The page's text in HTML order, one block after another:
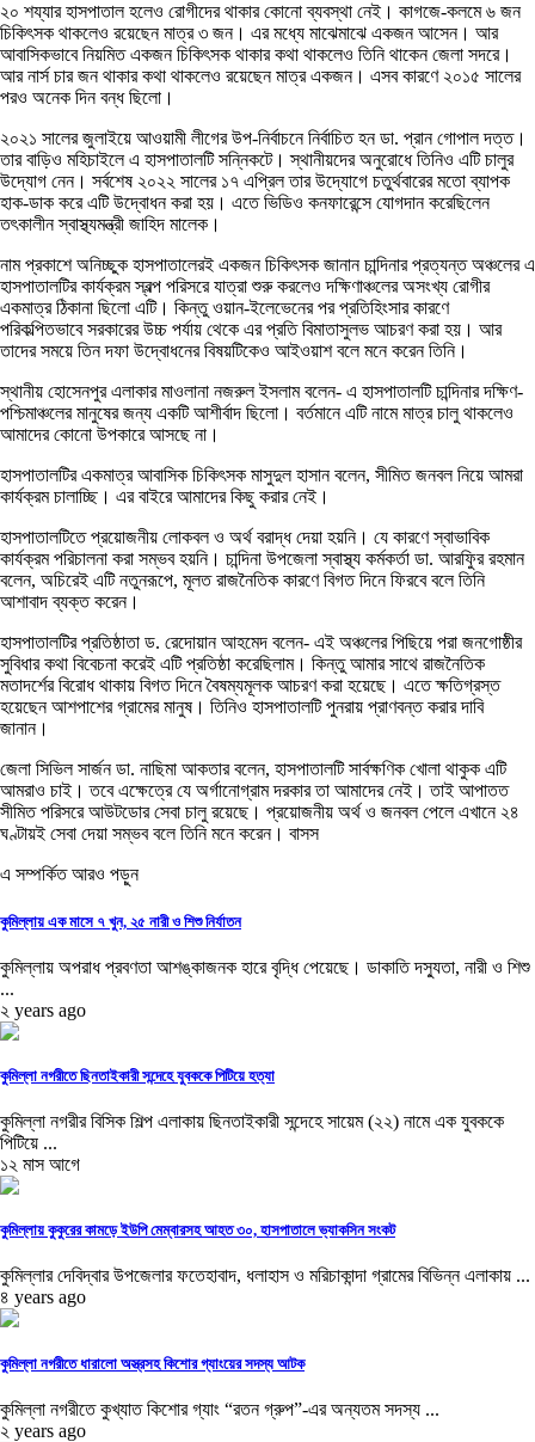
২০ শয্যার হাসপাতাল হলেও রোগীদের থাকার কোনো ব্যবস্থা নেই। কাগজে-কলমে ৬ জন
চিকিৎসক থাকলেও রয়েছেন মাত্র ৩ জন। এর মধ্যে মাঝেমাঝে একজন আসেন। আর
আবাসিকভাবে নিয়মিত একজন চিকিৎসক থাকার কথা থাকলেও তিনি থাকেন জেলা সদরে।
আর নার্স চার জন থাকার কথা থাকলেও রয়েছেন মাত্র একজন। এসব কারণে ২০১৫ সালের
পরও অনেক দিন বন্ধ ছিলো।
২০২১ সালের জুলাইয়ে আওয়ামী লীগের উপ-নির্বাচনে নির্বাচিত হন ডা. প্রান গোপাল দত্ত।
তার বাড়িও মহিচাইলে এ হাসপাতালটি সন্নিকটে। স্থানীয়দের অনুরোধে তিনিও এটি চালুর
উদ্যোগ নেন। সর্বশেষ ২০২২ সালের ১৭ এপ্রিল তার উদ্যোগে চতুর্থবারের মতো ব্যাপক
হাক-ডাক করে এটি উদ্বোধন করা হয়। এতে ভিডিও কনফারেন্সে যোগদান করেছিলেন
তৎকালীন স্বাস্থ্যমন্ত্রী জাহিদ মালেক।
নাম প্রকাশে অনিচ্ছুক হাসপাতালেরই একজন চিকিৎসক জানান চান্দিনার প্রত্যন্ত অঞ্চলের এ
হাসপাতালটির কার্যক্রম স্বল্প পরিসরে যাত্রা শুরু করলেও দক্ষিণাঞ্চলের অসংখ্য রোগীর
একমাত্র ঠিকানা ছিলো এটি। কিন্তু ওয়ান-ইলেভেনের পর প্রতিহিংসার কারণে
পরিকল্পিতভাবে সরকারের উচ্চ পর্যায় থেকে এর প্রতি বিমাতাসুলভ আচরণ করা হয়। আর
তাদের সময়ে তিন দফা উদ্বোধনের বিষয়টিকেও আইওয়াশ বলে মনে করেন তিনি।
স্থানীয় হোসেনপুর এলাকার মাওলানা নজরুল ইসলাম বলেন- এ হাসপাতালটি চান্দিনার দক্ষিণ-
পশ্চিমাঞ্চলের মানুষের জন্য একটি আশীর্বাদ ছিলো। বর্তমানে এটি নামে মাত্র চালু থাকলেও
আমাদের কোনো উপকারে আসছে না।
হাসপাতালটির একমাত্র আবাসিক চিকিৎসক মাসুদুল হাসান বলেন, সীমিত জনবল নিয়ে আমরা
কার্যক্রম চালাচ্ছি। এর বাইরে আমাদের কিছু করার নেই।
হাসপাতালটিতে প্রয়োজনীয় লোকবল ও অর্থ বরাদ্ধ দেয়া হয়নি। যে কারণে স্বাভাবিক
কার্যক্রম পরিচালনা করা সম্ভব হয়নি। চান্দিনা উপজেলা স্বাস্থ্য কর্মকর্তা ডা. আরফিুর রহমান
বলেন, অচিরেই এটি নতুনরূপে, মূলত রাজনৈতিক কারণে বিগত দিনে ফিরবে বলে তিনি
আশাবাদ ব্যক্ত করেন।
হাসপাতালটির প্রতিষ্ঠাতা ড. রেদোয়ান আহমেদ বলেন- এই অঞ্চলের পিছিয়ে পরা জনগোষ্ঠীর
সুবিধার কথা বিবেচনা করেই এটি প্রতিষ্ঠা করেছিলাম। কিন্তু আমার সাথে রাজনৈতিক
মতাদর্শের বিরোধ থাকায় বিগত দিনে বৈষম্যমূলক আচরণ করা হয়েছে। এতে ক্ষতিগ্রস্ত
হয়েছেন আশপাশের গ্রামের মানুষ। তিনিও হাসপাতালটি পুনরায় প্রাণবন্ত করার দাবি
জানান।
জেলা সিভিল সার্জন ডা. নাছিমা আকতার বলেন, হাসপাতালটি সার্বক্ষণিক খোলা থাকুক এটি
আমরাও চাই। তবে এক্ষেত্রে যে অর্গানোগ্রাম দরকার তা আমাদের নেই। তাই আপাতত
সীমিত পরিসরে আউটডোর সেবা চালু রয়েছে। প্রয়োজনীয় অর্থ ও জনবল পেলে এখানে ২৪
ঘণ্টায়ই সেবা দেয়া সম্ভব বলে তিনি মনে করেন। বাসস
এ সম্পর্কিত আরও পড়ুন
কুমিল্লায় এক মাসে ৭ খুন, ২৫ নারী ও শিশু নির্যাতন
কুমিল্লায় অপরাধ প্রবণতা আশঙ্কাজনক হারে বৃদ্ধি পেয়েছে। ডাকাতি দস্যুতা, নারী ও শিশু
...
২ years ago
কুমিল্লা নগরীতে ছিনতাইকারী সন্দেহে যুবককে পিটিয়ে হত্যা
কুমিল্লা নগরীর বিসিক শিল্প এলাকায় ছিনতাইকারী সন্দেহে সায়েম (২২) নামে এক যুবককে
পিটিয়ে ...
১২ মাস আগে
কুমিল্লায় কুকুরের কামড়ে ইউপি মেম্বারসহ আহত ৩০, হাসপাতালে ভ্যাকসিন সংকট
কুমিল্লার দেবিদ্বার উপজেলার ফতেহাবাদ, ধলাহাস ও মরিচাকান্দা গ্রামের বিভিন্ন এলাকায় ...
৪ years ago
কুমিল্লা নগরীতে ধারালো অস্ত্রসহ কিশোর গ্যাংয়ের সদস্য আটক
কুমিল্লা নগরীতে কুখ্যাত কিশোর গ্যাং “রতন গ্রুপ”-এর অন্যতম সদস্য ...
২ years ago